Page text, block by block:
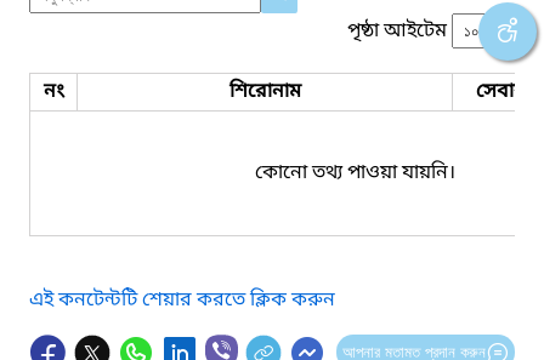
পৃষ্ঠা আইটেম
নং শিরোনাম সেবার
কোনো তথ্য পাওয়া যায়নি।
এই কনটেন্টটি শেয়ার করতে ক্লিক করুন
আপনার মতামত প্রদান করুন